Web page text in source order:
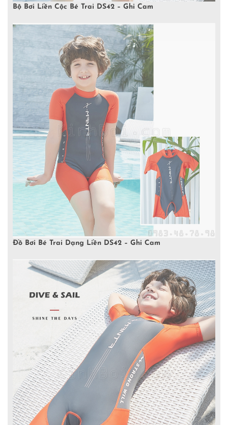
Bộ Bơi Liền Cộc Bé Trai DS42 – Ghi Cam
Đồ Bơi Bé Trai Dạng Liền DS42 – Ghi Cam